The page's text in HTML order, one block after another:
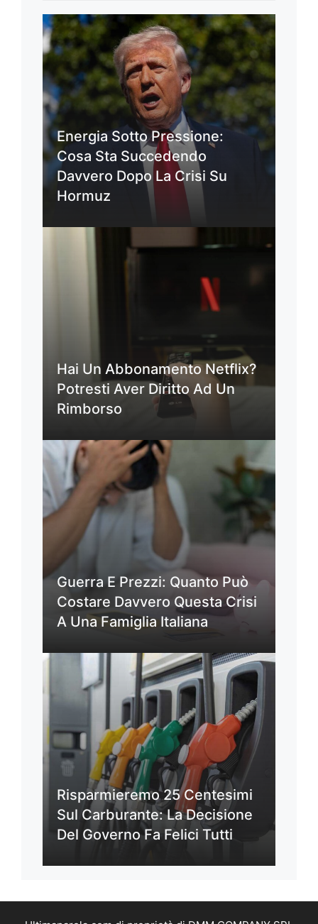
Energia Sotto Pressione:
Cosa Sta Succedendo
Davvero Dopo La Crisi Su
Hormuz
Hai Un Abbonamento Netflix?
Potresti Aver Diritto Ad Un
Rimborso
Guerra E Prezzi: Quanto Può
Costare Davvero Questa Crisi
A Una Famiglia Italiana
Risparmieremo 25 Centesimi
Sul Carburante: La Decisione
Del Governo Fa Felici Tutti